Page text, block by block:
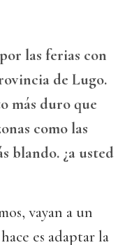
las ferias con
de Lugo.
más duro que
como las
blando. ¿a usted
vayan a un
es adaptar la